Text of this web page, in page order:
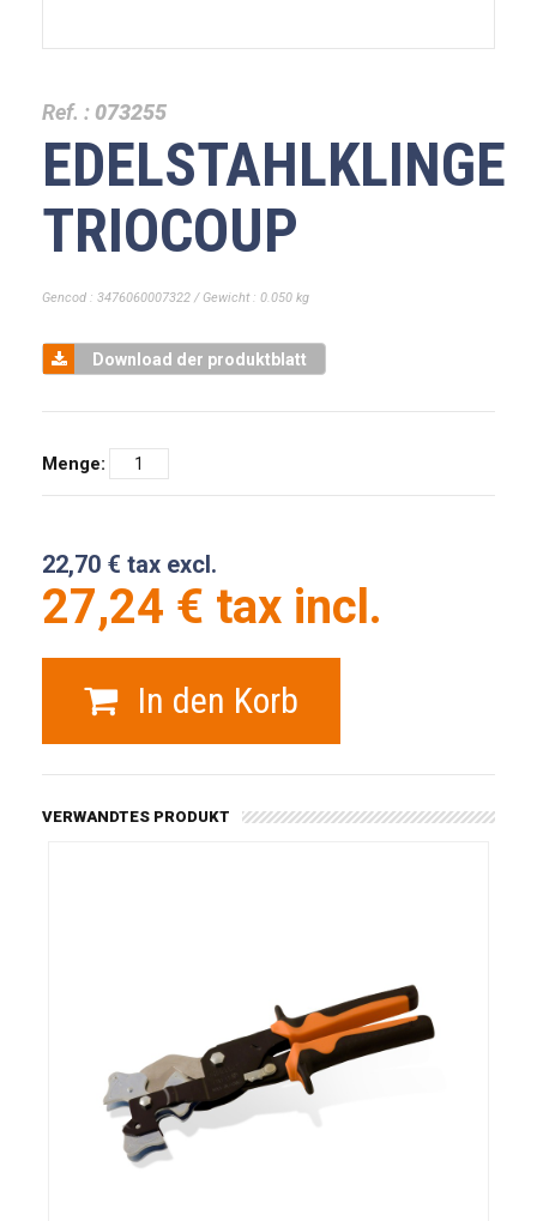
Ref. : 073255
EDELSTAHLKLINGE
TRIOCOUP
Gencod : 3476060007322 / Gewicht : 0.050 kg
Download der produktblatt
Menge:
22,70 € tax excl.
27,24 € tax incl.
In den Korb
VERWANDTES PRODUKT